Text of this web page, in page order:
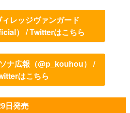
ィレッジヴァンガード
） / Twitterはこちら
ナ広報（@p_kouhou） /
はこちら
日発売